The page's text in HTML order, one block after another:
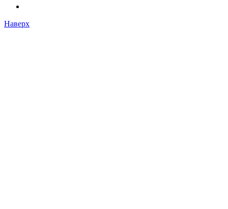
Наверх